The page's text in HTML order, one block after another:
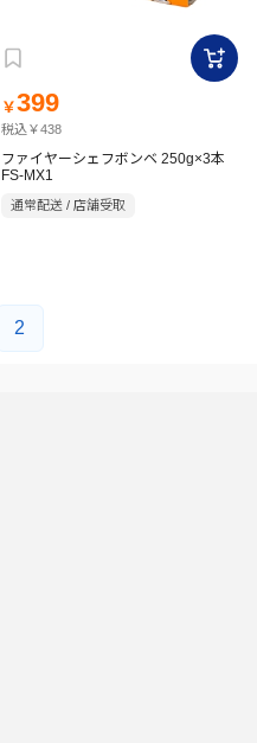
￥399
税込￥438
ファイヤーシェフボンベ 250g×3本
FS-MX1
通常配送 / 店舗受取
2